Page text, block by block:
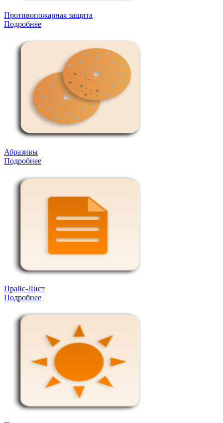
Противопожарная защита
Подробнее
Абразивы
Подробнее
Прайс-Лист
Подробнее